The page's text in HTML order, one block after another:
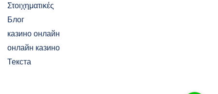
Στοιχηματικές
Блог
казино онлайн
онлайн казино
Текста